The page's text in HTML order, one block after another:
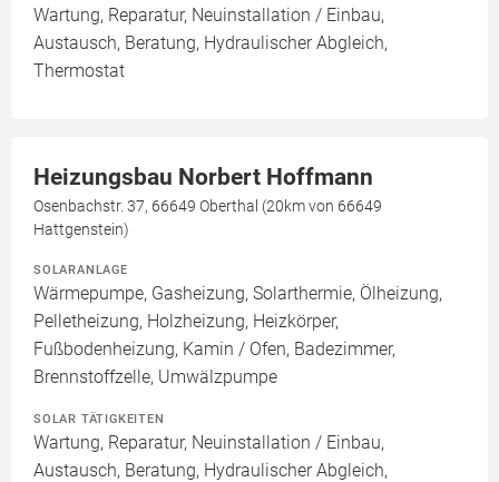
Wartung, Reparatur, Neuinstallation / Einbau,
Austausch, Beratung, Hydraulischer Abgleich,
Thermostat
Heizungsbau Norbert Hoffmann
Osenbachstr. 37, 66649 Oberthal (20km von 66649
Hattgenstein)
SOLARANLAGE
Wärmepumpe, Gasheizung, Solarthermie, Ölheizung,
Pelletheizung, Holzheizung, Heizkörper,
Fußbodenheizung, Kamin / Ofen, Badezimmer,
Brennstoffzelle, Umwälzpumpe
SOLAR TÄTIGKEITEN
Wartung, Reparatur, Neuinstallation / Einbau,
Austausch, Beratung, Hydraulischer Abgleich,